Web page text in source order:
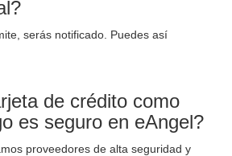
serás notificado. Puedes así
de crédito como
es seguro en eAngel?
proveedores de alta seguridad y